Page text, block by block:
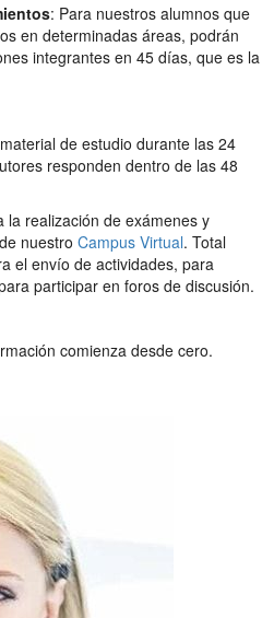
: Para nuestros alumnos que
en determinadas áreas, podrán
integrantes en 45 días, que es la
de estudio durante las 24
responden dentro de las 48
la realización de exámenes y
nuestro Campus Virtual. Total
el envío de actividades, para
participar en foros de discusión.
comienza desde cero.